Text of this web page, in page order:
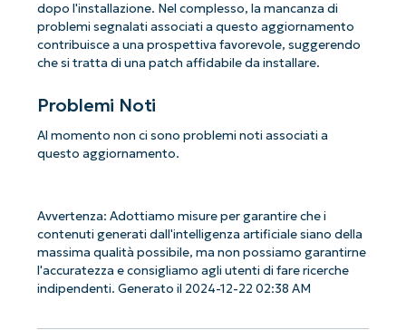
dopo l'installazione. Nel complesso, la mancanza di
problemi segnalati associati a questo aggiornamento
contribuisce a una prospettiva favorevole, suggerendo
che si tratta di una patch affidabile da installare.
Problemi Noti
Al momento non ci sono problemi noti associati a
questo aggiornamento.
Avvertenza: Adottiamo misure per garantire che i
contenuti generati dall'intelligenza artificiale siano della
massima qualità possibile, ma non possiamo garantirne
l'accuratezza e consigliamo agli utenti di fare ricerche
indipendenti. Generato il 2024-12-22 02:38 AM